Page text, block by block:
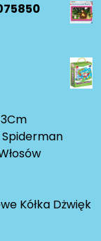
Spiderman
Kółka Dżwięk